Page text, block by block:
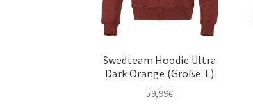
Swedteam Hoodie Ultra
Dark Orange (Größe: L)
59,99€